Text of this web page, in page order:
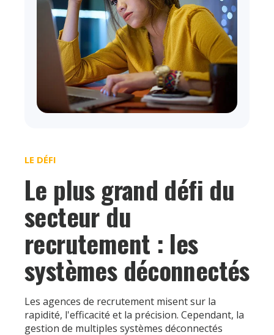
LE DÉFI
Le plus grand défi du
secteur du
recrutement : les
systèmes déconnectés
Les agences de recrutement misent sur la
rapidité, l'efficacité et la précision. Cependant, la
gestion de multiples systèmes déconnectés